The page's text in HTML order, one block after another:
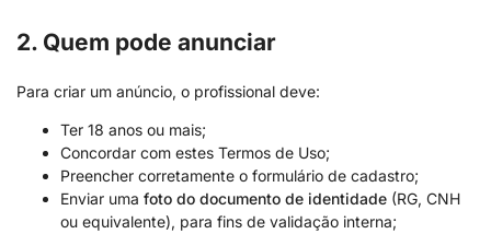
2. Quem pode anunciar
Para criar um anúncio, o profissional deve:
Ter 18 anos ou mais;
Concordar com estes Termos de Uso;
Preencher corretamente o formulário de cadastro;
Enviar uma foto do documento de identidade (RG, CNH
ou equivalente), para fins de validação interna;